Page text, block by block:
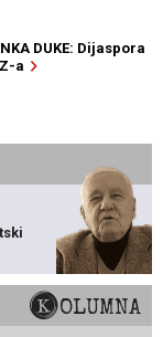
DUKE: Dijaspora
a
KOLUMNA